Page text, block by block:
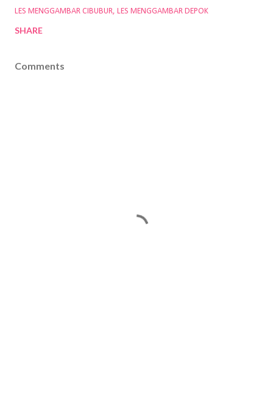
LES MENGGAMBAR CIBUBUR LES MENGGAMBAR DEPOK
SHARE
Comments